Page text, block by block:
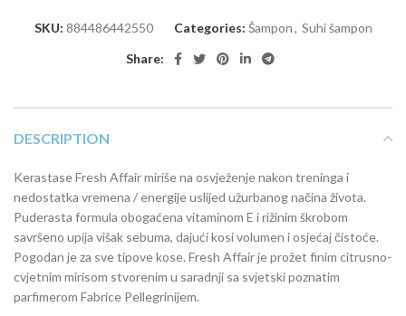
SKU: 884486442550 Categories: Šampon, Suhi šampon
Share:
DESCRIPTION
Kerastase Fresh Affair miriše na osvježenje nakon treninga i
nedostatka vremena / energije uslijed užurbanog načina života.
Puderasta formula obogaćena vitaminom E i rižinim škrobom
savršeno upija višak sebuma, dajući kosi volumen i osjećaj čistoće.
Pogodan je za sve tipove kose. Fresh Affair je prožet finim citrusno-
cvjetnim mirisom stvorenim u saradnji sa svjetski poznatim
parfimerom Fabrice Pellegrinijem.